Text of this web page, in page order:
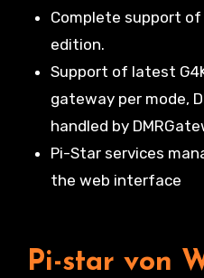
Complete support
edition.
Support of latest
gateway per mode,
handled by
Pi-Star services
the web interface
Pi-star von